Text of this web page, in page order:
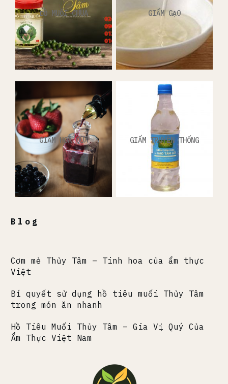
ĐỒ MUỐI CHUA GIẤM GẠO
GIẤM HOA QUẢ GIẤM TRUYỀN THỐNG
Blog
Cơm mẻ Thủy Tâm – Tinh hoa của ẩm thực
Việt
Bí quyết sử dụng hồ tiêu muối Thủy Tâm
trong món ăn nhanh
Hồ Tiêu Muối Thủy Tâm – Gia Vị Quý Của
Ẩm Thực Việt Nam